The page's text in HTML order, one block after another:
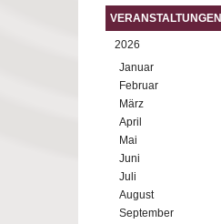
VERANSTALTUNGEN
2026
Januar
Februar
März
April
Mai
Juni
Juli
August
September